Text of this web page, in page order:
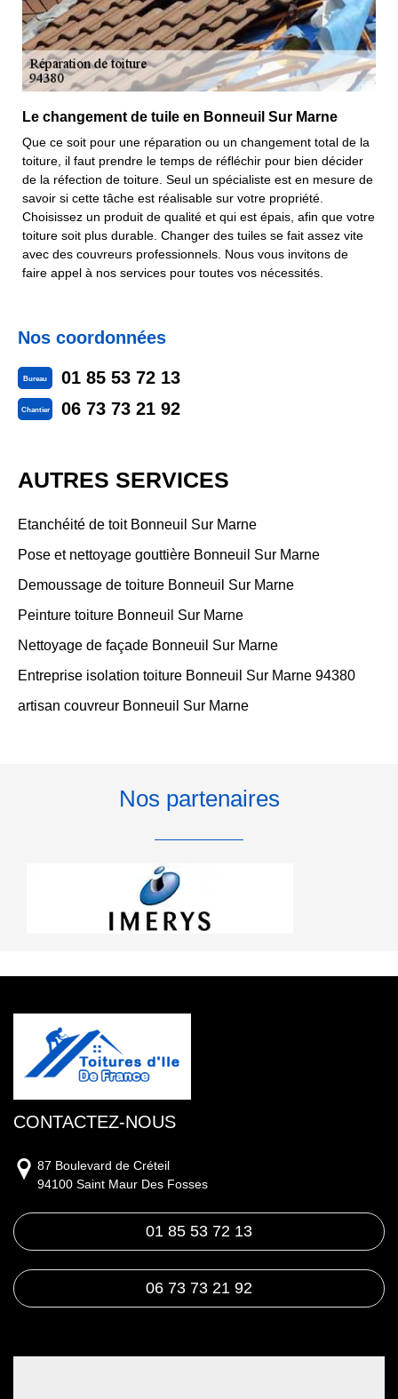
Le changement de tuile en Bonneuil Sur Marne
Que ce soit pour une réparation ou un changement total de la
toiture, il faut prendre le temps de réfléchir pour bien décider
de la réfection de toiture. Seul un spécialiste est en mesure de
savoir si cette tâche est réalisable sur votre propriété.
Choisissez un produit de qualité et qui est épais, afin que votre
toiture soit plus durable. Changer des tuiles se fait assez vite
avec des couvreurs professionnels. Nous vous invitons de
faire appel à nos services pour toutes vos nécessités.
Nos coordonnées
Bureau 01 85 53 72 13
Chantier 06 73 73 21 92
AUTRES SERVICES
Etanchéité de toit Bonneuil Sur Marne
Pose et nettoyage gouttière Bonneuil Sur Marne
Demoussage de toiture Bonneuil Sur Marne
Peinture toiture Bonneuil Sur Marne
Nettoyage de façade Bonneuil Sur Marne
Entreprise isolation toiture Bonneuil Sur Marne 94380
artisan couvreur Bonneuil Sur Marne
Nos partenaires
CONTACTEZ-NOUS
87 Boulevard de Créteil
94100 Saint Maur Des Fosses
01 85 53 72 13
06 73 73 21 92